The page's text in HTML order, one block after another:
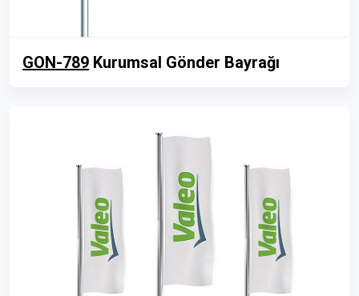
GON-789 Kurumsal Gönder Bayrağı